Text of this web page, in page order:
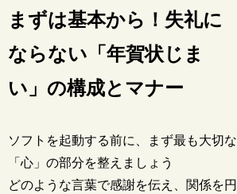
まずは基本から！失礼に
ならない「年賀状じま
い」の構成とマナー
ソフトを起動する前に、まず最も大切な
「心」の部分を整えましょう
どのような言葉で感謝を伝え、関係を円